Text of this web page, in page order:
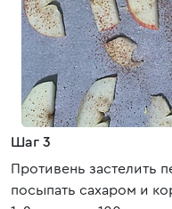
Шаг 3
Противень застелить
посыпать сахаром и